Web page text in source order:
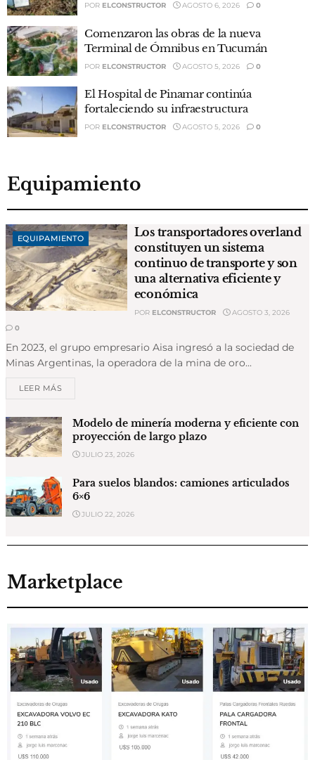
POR ELCONSTRUCTOR AGOSTO 6, 2026 0
Comenzaron las obras de la nueva
Terminal de Ómnibus en Tucumán
POR ELCONSTRUCTOR AGOSTO 5, 2026 0
El Hospital de Pinamar continúa
fortaleciendo su infraestructura
POR ELCONSTRUCTOR AGOSTO 5, 2026 0
Equipamiento
EQUIPAMIENTO
Los transportadores overland
constituyen un sistema
continuo de transporte y son
una alternativa eficiente y
económica
POR ELCONSTRUCTOR
AGOSTO 3, 2026
0
En 2023, el grupo empresario Aisa ingresó a la sociedad de
Minas Argentinas, la operadora de la mina de oro...
LEER MÁS
Modelo de minería moderna y eficiente con
proyección de largo plazo
JULIO 23, 2026
Para suelos blandos: camiones articulados
6×6
JULIO 22, 2026
Marketplace